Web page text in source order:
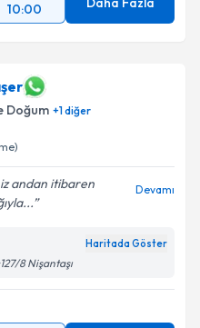
10:00
Doğum +1diğer
andan itibaren
Devamı
Haritada Göster
8 Nişantaşı